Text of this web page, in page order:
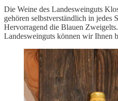
Die Weine des Landesweinguts
gehören selbstverständlich in jedes
Hervorragend die Blauen
Landesweinguts können wir Ihnen